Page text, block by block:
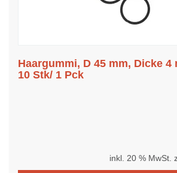
Haargummi, D 45 mm, Dicke 4
10 Stk/ 1 Pck
inkl. 20 % MwSt.